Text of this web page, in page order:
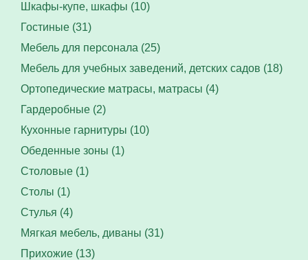
Шкафы-купе, шкафы (10)
Гостиные (31)
Мебель для персонала (25)
Мебель для учебных заведений, детских садов (18)
Ортопедические матрасы, матрасы (4)
Гардеробные (2)
Кухонные гарнитуры (10)
Обеденные зоны (1)
Столовые (1)
Столы (1)
Стулья (4)
Мягкая мебель, диваны (31)
Прихожие (13)